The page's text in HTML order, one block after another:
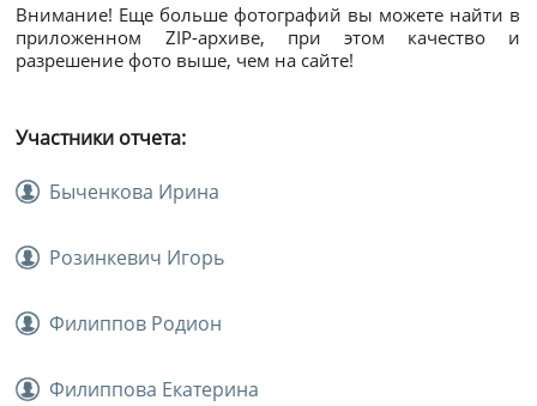
Внимание! Еще больше фотографий вы можете найти в
приложенном ZIP-архиве, при этом качество и
разрешение фото выше, чем на сайте!
Участники отчета:
Быченкова Ирина
Розинкевич Игорь
Филиппов Родион
Филиппова Екатерина